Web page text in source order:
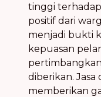
tinggi
positif dari
menjadi bukti
kepuasan
diberikan. Jasa
memberikan